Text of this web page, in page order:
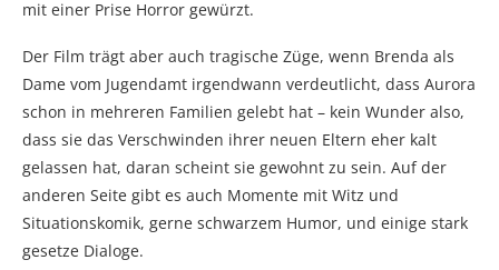
mit einer Prise Horror gewürzt.
Der Film trägt aber auch tragische Züge, wenn Brenda als
Dame vom Jugendamt irgendwann verdeutlicht, dass Aurora
schon in mehreren Familien gelebt hat – kein Wunder also,
dass sie das Verschwinden ihrer neuen Eltern eher kalt
gelassen hat, daran scheint sie gewohnt zu sein. Auf der
anderen Seite gibt es auch Momente mit Witz und
Situationskomik, gerne schwarzem Humor, und einige stark
gesetze Dialoge.